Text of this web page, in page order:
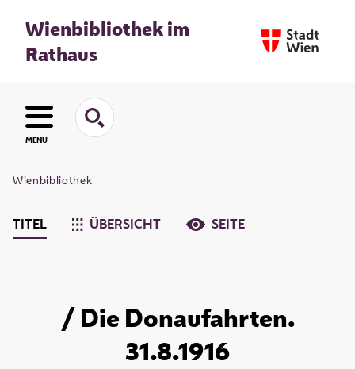
Wienbibliothek im
Rathaus
MENU
Wienbibliothek
TITEL ÜBERSICHT SEITE
/ Die Donaufahrten.
31.8.1916